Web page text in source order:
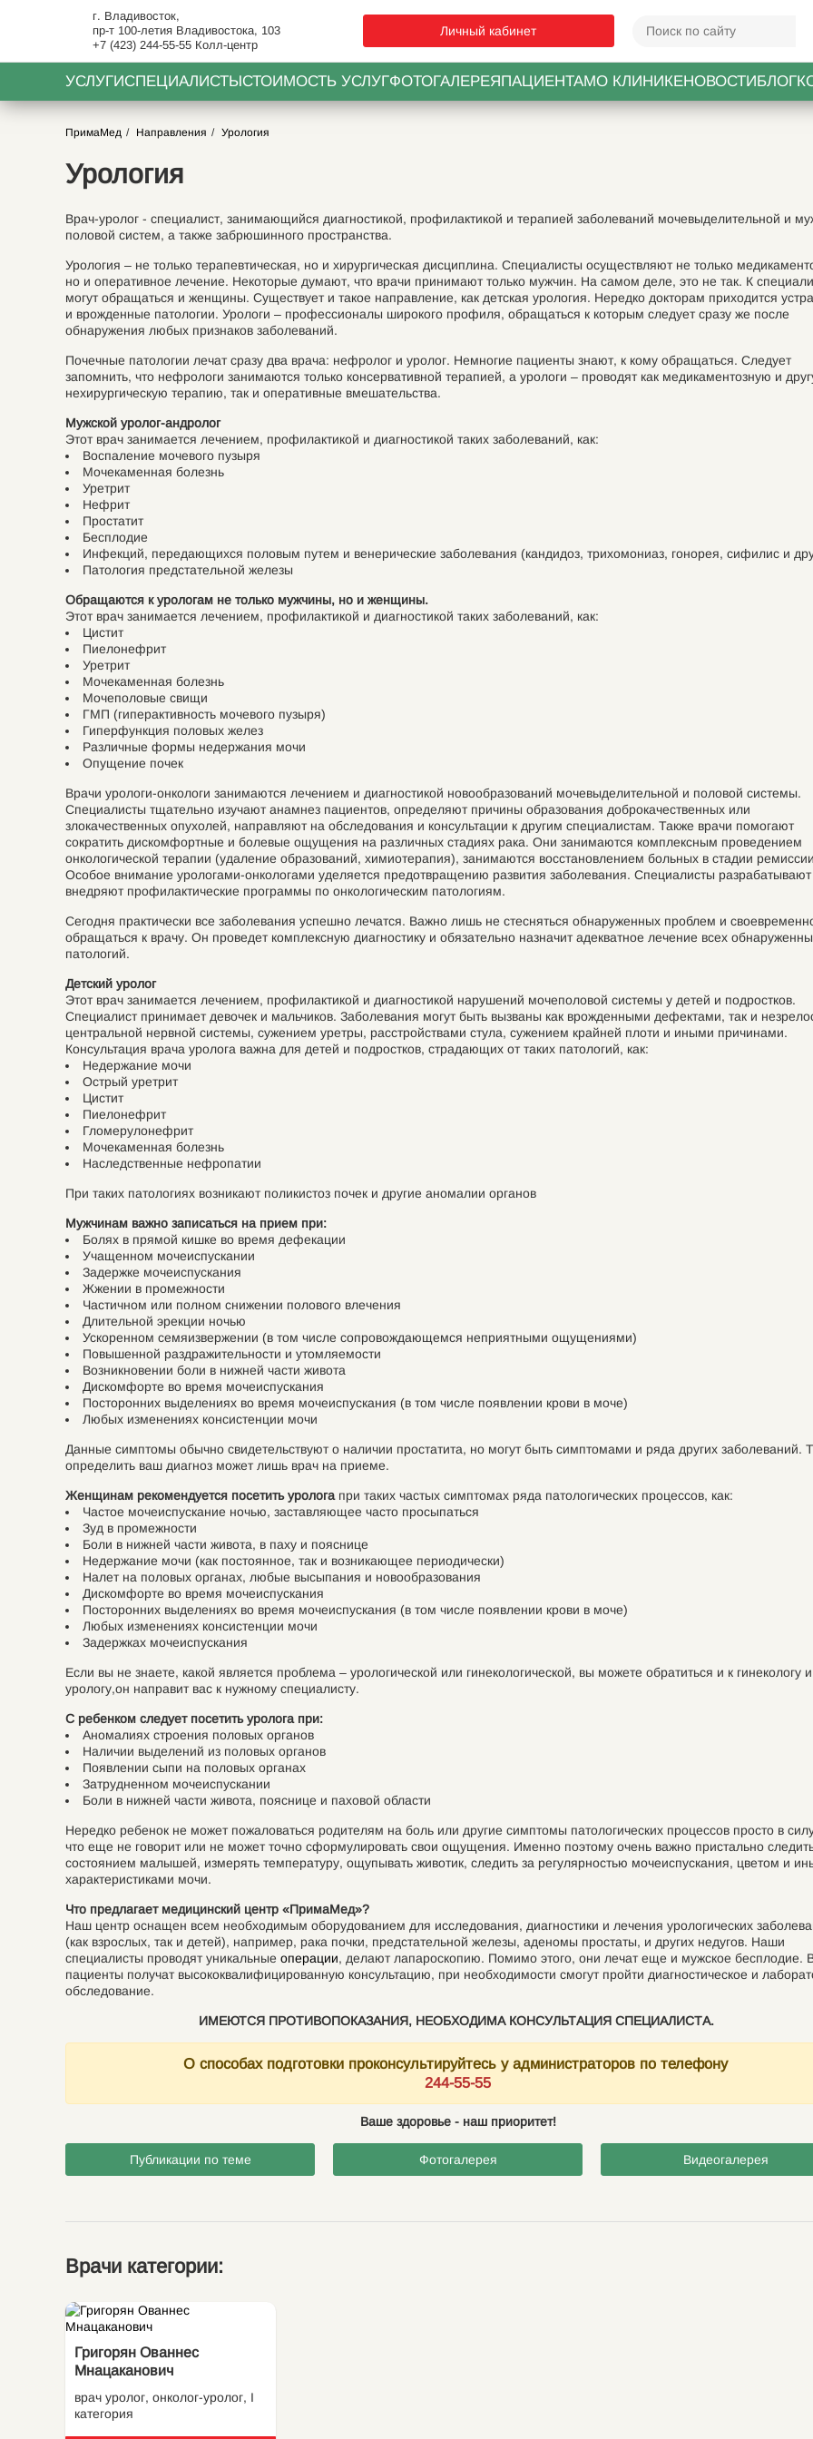
г. Владивосток,
пр-т 100-летия Владивостока, 103
+7 (423) 244-55-55 Колл-центр
Личный кабинет
УСЛУГИСПЕЦИАЛИСТЫСТОИМОСТЬ УСЛУГФОТОГАЛЕРЕЯПАЦИЕНТАМО КЛИНИКЕНОВОСТИБЛОГ
ПримаМед Направления Урология
Урология
Врач-уролог - специалист, занимающийся диагностикой, профилактикой и терапией заболеваний мочевыделительной и
половой систем, а также забрюшинного пространства.
Урология – не только терапевтическая, но и хирургическая дисциплина. Специалисты осуществляют не только
но и оперативное лечение. Некоторые думают, что врачи принимают только мужчин. На самом деле, это не так. К
могут обращаться и женщины. Существует и такое направление, как детская урология. Нередко докторам приходится
и врожденные патологии. Урологи – профессионалы широкого профиля, обращаться к которым следует сразу же после
обнаружения любых признаков заболеваний.
Почечные патологии лечат сразу два врача: нефролог и уролог. Немногие пациенты знают, к кому обращаться. Следует
запомнить, что нефрологи занимаются только консервативной терапией, а урологи – проводят как медикаментозную и
нехирургическую терапию, так и оперативные вмешательства.
Мужской уролог-андролог
Этот врач занимается лечением, профилактикой и диагностикой таких заболеваний, как:
Воспаление мочевого пузыря
Мочекаменная болезнь
Уретрит
Нефрит
Простатит
Бесплодие
Инфекций, передающихся половым путем и венерические заболевания (кандидоз, трихомониаз, гонорея, сифилис и
Патология предстательной железы
Обращаются к урологам не только мужчины, но и женщины.
Этот врач занимается лечением, профилактикой и диагностикой таких заболеваний, как:
Цистит
Пиелонефрит
Уретрит
Мочекаменная болезнь
Мочеполовые свищи
ГМП (гиперактивность мочевого пузыря)
Гиперфункция половых желез
Различные формы недержания мочи
Опущение почек
Врачи урологи-онкологи занимаются лечением и диагностикой новообразований мочевыделительной и половой системы.
Специалисты тщательно изучают анамнез пациентов, определяют причины образования доброкачественных или
злокачественных опухолей, направляют на обследования и консультации к другим специалистам. Также врачи помогают
сократить дискомфортные и болевые ощущения на различных стадиях рака. Они занимаются комплексным проведением
онкологической терапии (удаление образований, химиотерапия), занимаются восстановлением больных в стадии
Особое внимание урологами-онкологами уделяется предотвращению развития заболевания. Специалисты разрабатывают
внедряют профилактические программы по онкологическим патологиям.
Сегодня практически все заболевания успешно лечатся. Важно лишь не стесняться обнаруженных проблем и
обращаться к врачу. Он проведет комплексную диагностику и обязательно назначит адекватное лечение всех
патологий.
Детский уролог
Этот врач занимается лечением, профилактикой и диагностикой нарушений мочеполовой системы у детей и подростков.
Специалист принимает девочек и мальчиков. Заболевания могут быть вызваны как врожденными дефектами, так и
центральной нервной системы, сужением уретры, расстройствами стула, сужением крайней плоти и иными причинами.
Консультация врача уролога важна для детей и подростков, страдающих от таких патологий, как:
Недержание мочи
Острый уретрит
Цистит
Пиелонефрит
Гломерулонефрит
Мочекаменная болезнь
Наследственные нефропатии
При таких патологиях возникают поликистоз почек и другие аномалии органов
Мужчинам важно записаться на прием при:
Болях в прямой кишке во время дефекации
Учащенном мочеиспускании
Задержке мочеиспускания
Жжении в промежности
Частичном или полном снижении полового влечения
Длительной эрекции ночью
Ускоренном семяизвержении (в том числе сопровождающемся неприятными ощущениями)
Повышенной раздражительности и утомляемости
Возникновении боли в нижней части живота
Дискомфорте во время мочеиспускания
Посторонних выделениях во время мочеиспускания (в том числе появлении крови в моче)
Любых изменениях консистенции мочи
Данные симптомы обычно свидетельствуют о наличии простатита, но могут быть симптомами и ряда других заболеваний.
определить ваш диагноз может лишь врач на приеме.
Женщинам рекомендуется посетить урологапри таких частых симптомах ряда патологических процессов, как:
Частое мочеиспускание ночью, заставляющее часто просыпаться
Зуд в промежности
Боли в нижней части живота, в паху и пояснице
Недержание мочи (как постоянное, так и возникающее периодически)
Налет на половых органах, любые высыпания и новообразования
Дискомфорте во время мочеиспускания
Посторонних выделениях во время мочеиспускания (в том числе появлении крови в моче)
Любых изменениях консистенции мочи
Задержках мочеиспускания
Если вы не знаете, какой является проблема – урологической или гинекологической, вы можете обратиться и к гинекологу и
урологу,он направит вас к нужному специалисту.
С ребенком следует посетить уролога при:
Аномалиях строения половых органов
Наличии выделений из половых органов
Появлении сыпи на половых органах
Затрудненном мочеиспускании
Боли в нижней части живота, пояснице и паховой области
Нередко ребенок не может пожаловаться родителям на боль или другие симптомы патологических процессов просто в
что еще не говорит или не может точно сформулировать свои ощущения. Именно поэтому очень важно пристально
состоянием малышей, измерять температуру, ощупывать животик, следить за регулярностью мочеиспускания, цветом и
характеристиками мочи.
Что предлагает медицинский центр «ПримаМед»?
Наш центр оснащен всем необходимым оборудованием для исследования, диагностики и лечения урологических
(как взрослых, так и детей), например, рака почки, предстательной железы, аденомы простаты, и других недугов. Наши
специалисты проводят уникальные операции, делают лапароскопию. Помимо этого, они лечат еще и мужское бесплодие.
пациенты получат высококвалифицированную консультацию, при необходимости смогут пройти диагностическое и
обследование.
ИМЕЮТСЯ ПРОТИВОПОКАЗАНИЯ, НЕОБХОДИМА КОНСУЛЬТАЦИЯ СПЕЦИАЛИСТА.
О способах подготовки проконсультируйтесь у администраторов по телефону
244-55-55
Ваше здоровье - наш приоритет!
Публикации по теме Фотогалерея Видеогалерея
Врачи категории:
Григорян Ованнес
Мнацаканович
врач уролог, онколог-уролог, I
категория